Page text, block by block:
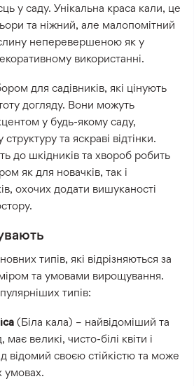
у саду. Унікальна краса кали, це
та ніжний, але малопомітний
неперевершеною як у
використанні.
для садівників, які цінують
догляду. Вони можуть
у будь-якому саду,
та яскраві відтінки.
до шкідників та хвороб робить
як для новачків, так і
охочих додати вишуканості
типів, які відрізняються за
та умовами вирощування.
типів:
(Біла кала) – найвідоміший та
великі, чисто-білі квіти і
відомий своєю стійкістю та може
умовах.